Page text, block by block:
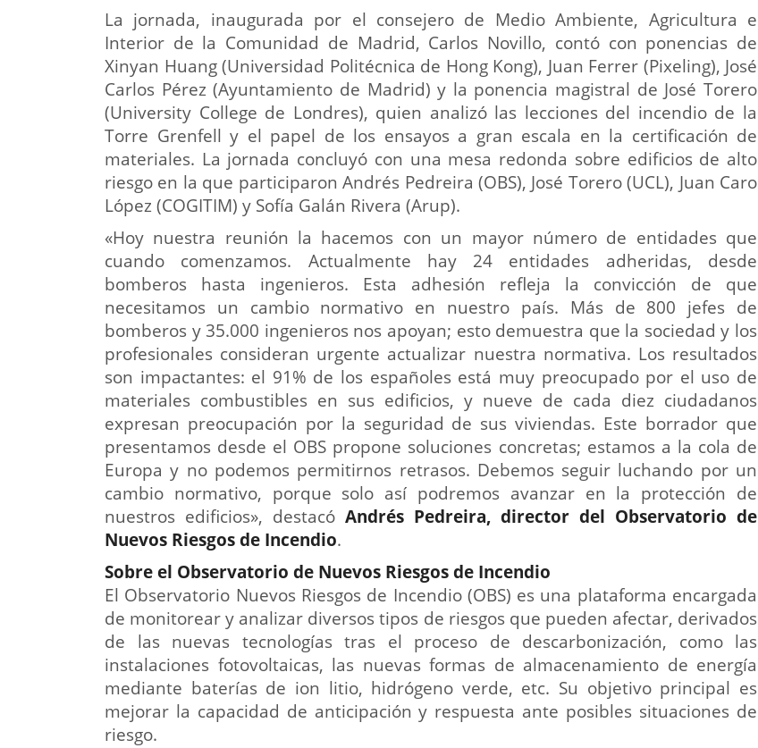
La jornada, inaugurada por el consejero de Medio Ambiente, Agricultura e
Interior de la Comunidad de Madrid, Carlos Novillo, contó con ponencias de
Xinyan Huang (Universidad Politécnica de Hong Kong), Juan Ferrer (Pixeling), José
Carlos Pérez (Ayuntamiento de Madrid) y la ponencia magistral de José Torero
(University College de Londres), quien analizó las lecciones del incendio de la
Torre Grenfell y el papel de los ensayos a gran escala en la certificación de
materiales. La jornada concluyó con una mesa redonda sobre edificios de alto
riesgo en la que participaron Andrés Pedreira (OBS), José Torero (UCL), Juan Caro
López (COGITIM) y Sofía Galán Rivera (Arup).
«Hoy nuestra reunión la hacemos con un mayor número de entidades que
cuando comenzamos. Actualmente hay 24 entidades adheridas, desde
bomberos hasta ingenieros. Esta adhesión refleja la convicción de que
necesitamos un cambio normativo en nuestro país. Más de 800 jefes de
bomberos y 35.000 ingenieros nos apoyan; esto demuestra que la sociedad y los
profesionales consideran urgente actualizar nuestra normativa. Los resultados
son impactantes: el 91% de los españoles está muy preocupado por el uso de
materiales combustibles en sus edificios, y nueve de cada diez ciudadanos
expresan preocupación por la seguridad de sus viviendas. Este borrador que
presentamos desde el OBS propone soluciones concretas; estamos a la cola de
Europa y no podemos permitirnos retrasos. Debemos seguir luchando por un
cambio normativo, porque solo así podremos avanzar en la protección de
nuestros edificios», destacó Andrés Pedreira, director del Observatorio de
Nuevos Riesgos de Incendio.
Sobre el Observatorio de Nuevos Riesgos de Incendio
El Observatorio Nuevos Riesgos de Incendio (OBS) es una plataforma encargada
de monitorear y analizar diversos tipos de riesgos que pueden afectar, derivados
de las nuevas tecnologías tras el proceso de descarbonización, como las
instalaciones fotovoltaicas, las nuevas formas de almacenamiento de energía
mediante baterías de ion litio, hidrógeno verde, etc. Su objetivo principal es
mejorar la capacidad de anticipación y respuesta ante posibles situaciones de
riesgo.